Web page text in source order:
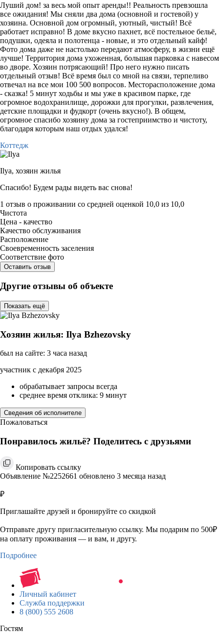
Луший дом! за весь мой опыт аренды!! Реальность превзошла
все ожидания! Мы сняли два дома (основной и гостевой) у
хозяина. Основной дом огромный, уютный, чистый! Всё
работает исправно! В доме вкусно пахнет, всё постельное бельё,
подушки, одеяла и полотенца - новые, и это отдельный кайф!
Фото дома даже не настолько передают атмосферу, в жизни ещё
лучше! Территория дома ухоженная, большая парковка с навесом
во дворе. Хозяин потрясающий! Про него нужно писать
отдельный отзыв! Всё время был со мной на связи, терпеливо
отвечал на все мои 100 500 вопросов. Месторасположение дома
- сказка! 5 минут ходьбы и мы уже в красивом парке, где
огромное водохранилище, дорожки для прогулки, развлечения,
детские площадки и фудкорт (очень вкусно!). В общем,
огромное спасибо хозяину дома за гостеприимство и чистоту,
благодаря которым наш отдых удался!
Коттедж
Ilya, хозяин жилья
Спасибо! Будем рады видеть вас снова!
1 отзыв о проживании со средней оценкой 10,0 из 10,0
Чистота
Цена - качество
Качество обслуживания
Расположение
Своевременность заселения
Соответствие фото
Оставить отзыв
Другие отзывы об объекте
Показать ещё
Хозяин жилья: Ilya Bzhezovsky
был на сайте: 3 часа назад
участник с декабря 2025
обрабатывает запросы всегда
среднее время отклика: 9 минут
Сведения об исполнителе
Пожаловаться
Понравилось жильё? Поделитесь с друзьями
Копировать ссылку
Объявление №2252661 обновлено 3 месяца назад
₽
Приглашайте друзей и бронируйте со скидкой
Отправьте другу пригласительную ссылку. Мы подарим по 500₽
на оплату проживания — и вам, и другу.
Подробнее
Личный кабинет
Служба поддержки
8 (800) 555 2608
Гостям